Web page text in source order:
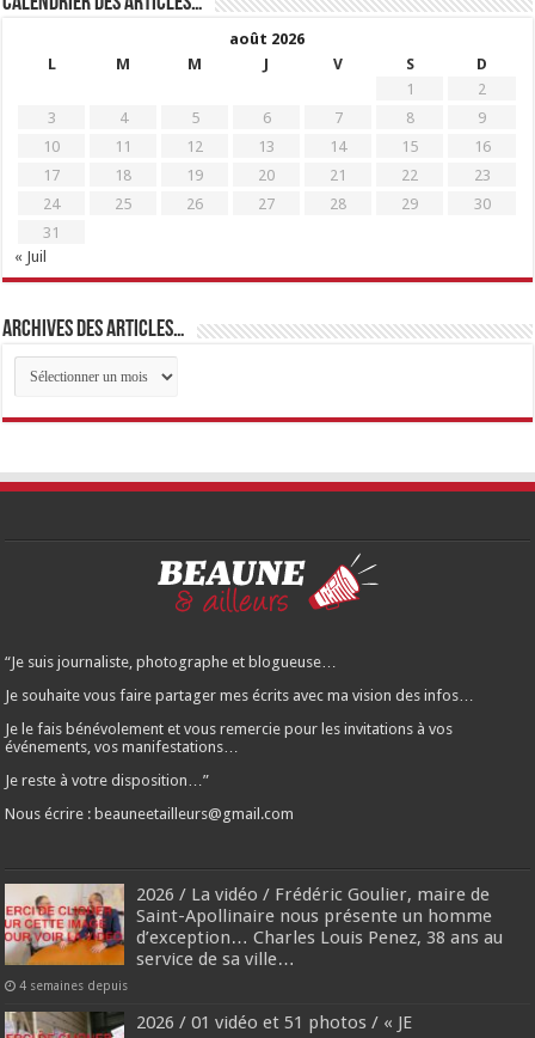
août 2026
L
M M J V S
D
1
2
3
4 5 6 7 8
9
10
11 12 13 14 15
16
17
18 19 20 21 22
23
24
25 26 27 28 29
30
31
« Juil
Archives des articles…
Archives
des
articles…
“Je suis journaliste, photographe et blogueuse…
Je souhaite vous faire partager mes écrits avec ma vision des infos…
Je le fais bénévolement et vous remercie pour les invitations à vos
événements, vos manifestations…
Je reste à votre disposition…”
Nous écrire : beauneetailleurs@gmail.com
2026 / La vidéo / Frédéric Goulier, maire de
Saint-Apollinaire nous présente un homme
d’exception… Charles Louis Penez, 38 ans au
service de sa ville…
4 semaines depuis
2026 / 01 vidéo et 51 photos / « JE